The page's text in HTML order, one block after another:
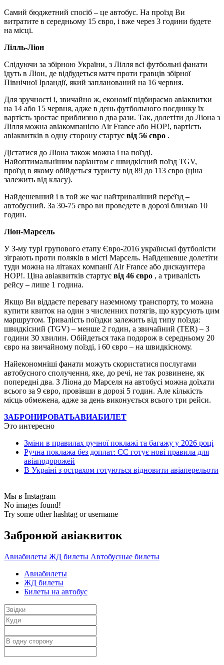
Самий бюджетний спосіб – це автобус. На проїзд Ви
витратите в середньому 15 євро, і вже через 3 години будете
на місці.
Лілль-Ліон
Слідуючи за збірною України, з Лілля всі футбольні фанати
їдуть в Ліон, де відбудеться матч проти гравців збірної
Північної Ірландії, який запланований на 16 червня.
Для зручності і, звичайно ж, економії підбираємо авіаквитки
на 14 або 15 червня, адже в день футбольного поєдинку їх
вартість зростає приблизно в два рази. Так, долетіти до Ліона з
Лілля можна авіакомпанією Air France або HOP!, вартість
авіаквитків в одну сторону стартує від 56 євро .
Дістатися до Ліона також можна і на поїзді.
Найоптимальнішим варіантом є швидкісний поїзд TGV,
проїзд в якому обійдеться туристу від 89 до 113 євро (ціна
залежить від класу).
Найдешевший і в той же час найтриваліший переїзд –
автобусний. За 30-75 євро ви проведете в дорозі близько 10
годин.
Ліон-Марсель
У З-му турі групового етапу Євро-2016 українські футболісти
зіграють проти поляків в місті Марсель. Найдешевше долетіти
туди можна на літаках компанії Air France або дискаунтера
HOP!. Ціна авіаквитків стартує від 46 євро , а тривалість
рейсу – лише 1 година.
Якщо Ви віддаєте перевагу наземному транспорту, то можна
купити квиток на один з численних потягів, що курсують цим
маршрутом. Тривалість поїздки залежить від типу поїзда:
швидкісний (TGV) – менше 2 годин, а звичайний (TER) – 3
години 30 хвилин. Обійдеться така подорож в середньому 20
євро на звичайному поїзді, і 60 євро – на швидкісному.
Найекономніші фанати можуть скористатися послугами
автобусного сполучення, яке, до речі, не так розвинене, як
попередні два. З Ліона до Марселя на автобусі можна доїхати
всього за 9 євро, провівши в дорозі 5 годин. Але кількість
місць обмежена, адже за день виконується всього три рейси.
ЗАБРОНИРОВАТЬАВИАБИЛЕТ
Это интересно
Зміни в правилах ручної поклажі та багажу у 2026 році
Ручна поклажа без доплат: ЄС готує нові правила для
авіаподорожей
В Україні з острахом готуються відновити авіаперельоти
Мы в Instagram
No images found!
Try some other hashtag or username
Забронюй авiаквиток
Авиабилеты ЖД билеты Автобусные билеты
Авиабилеты
ЖД билеты
Билеты на автобус